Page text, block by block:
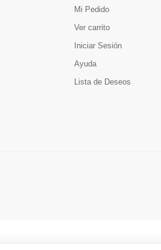
Mi Pedido
Ver carrito
Iniciar Sesión
Ayuda
Lista de Deseos